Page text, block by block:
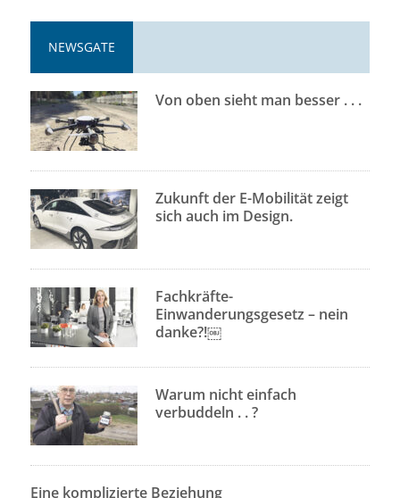
NEWSGATE
Von oben sieht man besser . . .
Zukunft der E-Mobilität zeigt
sich auch im Design.
Fachkräfte-
Einwanderungsgesetz – nein
danke?!￼
Warum nicht einfach
verbuddeln . . ?
Eine komplizierte Beziehung